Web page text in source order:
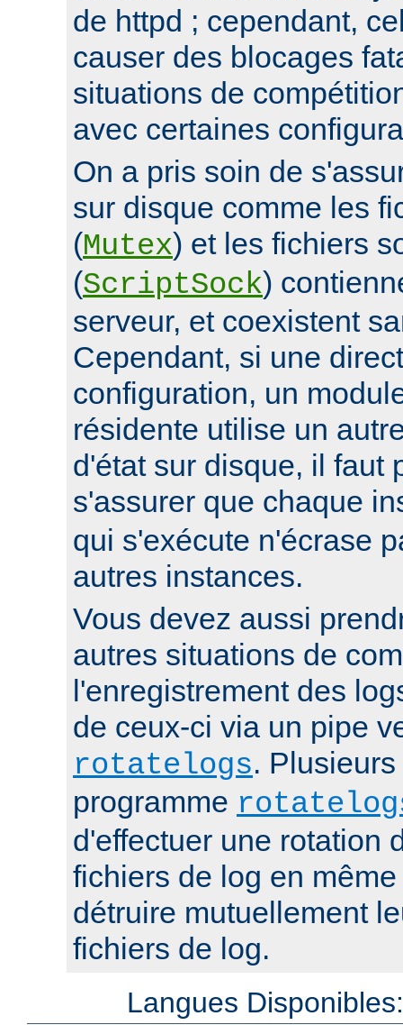
de httpd ; cependant,
causer des blocages
situations de
avec certaines
On a pris soin de
sur disque comme les
(Mutex) et les fichiers
(ScriptSock)
serveur, et coexistent
Cependant, si une
configuration, un
résidente utilise un
d'état sur disque, il faut
s'assurer que chaque
qui s'exécute n'écrase
autres instances.
Vous devez aussi
autres situations de
l'enregistrement des
de ceux-ci via un pipe
rotatelogs.
programme
d'effectuer une rotation
fichiers de log en
détruire mutuellement
fichiers de log.
Langues